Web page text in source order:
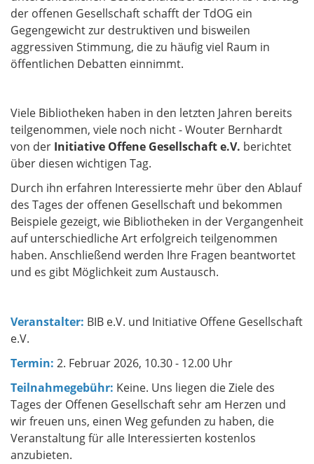
der offenen Gesellschaft schafft der TdOG ein
Gegengewicht zur destruktiven und bisweilen
aggressiven Stimmung, die zu häufig viel Raum in
öffentlichen Debatten einnimmt.
Viele Bibliotheken haben in den letzten Jahren bereits
teilgenommen, viele noch nicht - Wouter Bernhardt
von der Initiative Offene Gesellschaft e.V. berichtet
über diesen wichtigen Tag.
Durch ihn erfahren Interessierte mehr über den Ablauf
des Tages der offenen Gesellschaft und bekommen
Beispiele gezeigt, wie Bibliotheken in der Vergangenheit
auf unterschiedliche Art erfolgreich teilgenommen
haben. Anschließend werden Ihre Fragen beantwortet
und es gibt Möglichkeit zum Austausch.
Veranstalter: BIB e.V. und Initiative Offene Gesellschaft
e.V.
Termin: 2. Februar 2026, 10.30 - 12.00 Uhr
Teilnahmegebühr: Keine. Uns liegen die Ziele des
Tages der Offenen Gesellschaft sehr am Herzen und
wir freuen uns, einen Weg gefunden zu haben, die
Veranstaltung für alle Interessierten kostenlos
anzubieten.